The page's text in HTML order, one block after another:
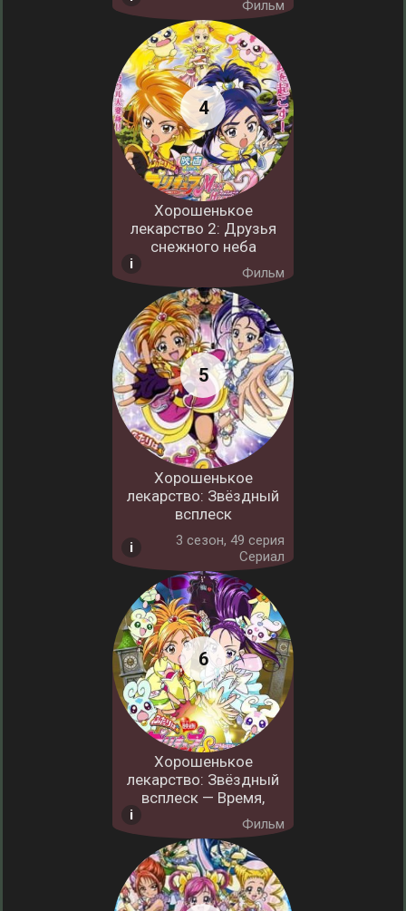
Фильм
Хорошенькое
лекарство 2: Друзья
снежного неба
Фильм
Хорошенькое
лекарство: Звёздный
всплеск
3 cезон, 49 серия
Сериал
Хорошенькое
лекарство: Звёздный
всплеск — Время,
Фильм